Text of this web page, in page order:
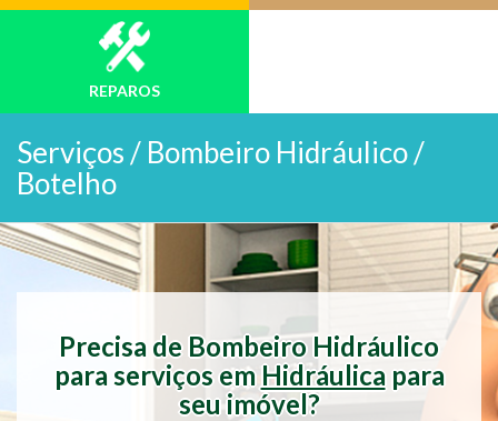
REPAROS
Serviços / Bombeiro Hidráulico /
Botelho
Precisa de Bombeiro Hidráulico
para serviços emHidráulica para
seu imóvel?